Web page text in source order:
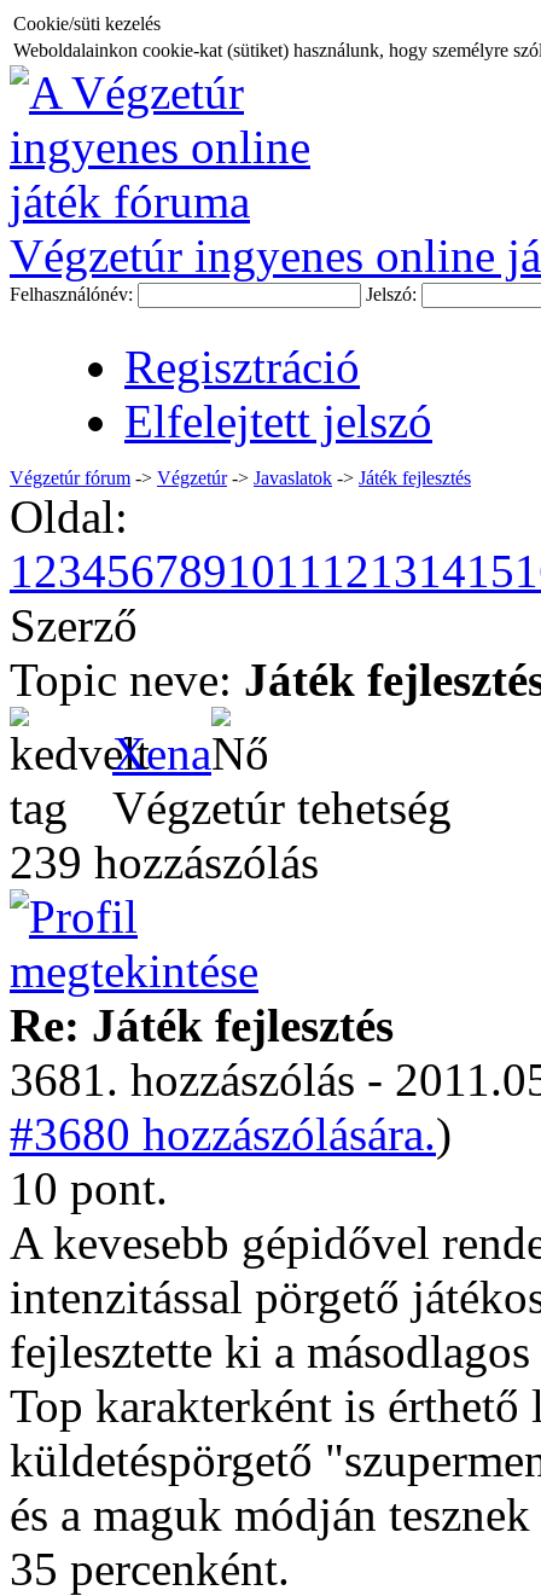
Cookie/süti kezelés
Weboldalainkon cookie-kat (sütiket) használunk, hogy személyre
Végzetúr ingyenes online
Felhasználónév: Jelszó:
Regisztráció
Elfelejtett jelszó
Végzetúr fórum -> Végzetúr-> Javaslatok -> Játék fejlesztés
Oldal:
123456789101112131415
Szerző
Topic neve: Játék
Xena
Végzetúr tehetség
239 hozzászólás
Re: Játék fejlesztés
3681. hozzászólás -
#3680 hozzászólására.)
10 pont.
A kevesebb gépidővel
intenzitással pörgető
fejlesztette ki a
Top karakterként is
küldetéspörgető
és a maguk módján
35 percenként.